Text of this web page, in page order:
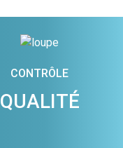
CONTRÔLE
QUALITÉ